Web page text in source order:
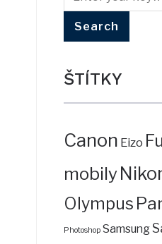
ŠTÍTKY
Canon Eizo
mobily
Olympus
Photoshop Samsung